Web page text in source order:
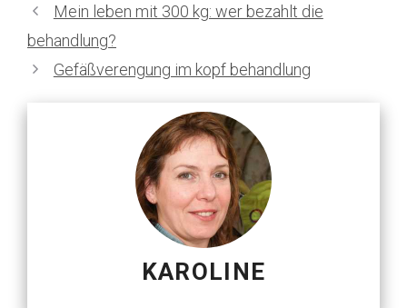
Mein leben mit 300 kg: wer bezahlt die
behandlung?
Gefäßverengung im kopf behandlung
KAROLINE